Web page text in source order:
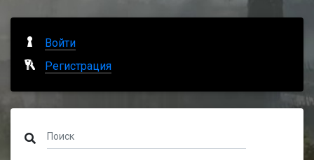
Войти
Регистрация